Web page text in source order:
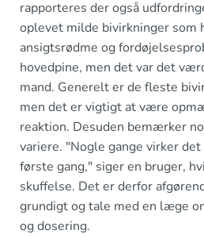
rapporteres der også
oplevet milde bivirkninger som
ansigtsrødme og
hovedpine, men det var det
mand. Generelt er de fleste
men det er vigtigt at være
reaktion. Desuden bemærker
variere. "Nogle gange virker
første gang," siger en bruger,
skuffelse. Det er derfor
grundigt og tale med en læge
og dosering.